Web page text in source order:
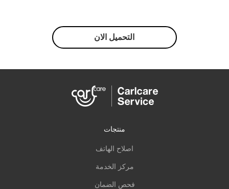
التحميل الان
منتجات
اصلاح الهاتف
مركز الخدمة
فحص الضمان